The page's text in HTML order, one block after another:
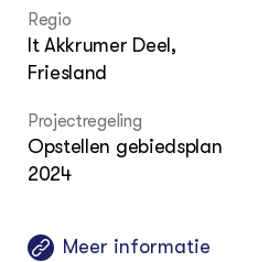
GROEN KENNISNET
Over ons
Contact
ENGLISH
Search the Knowledge
Regio
It Akkrumer Deel,
Friesland
Projectregeling
Opstellen gebiedsplan
2024
Meer informatie